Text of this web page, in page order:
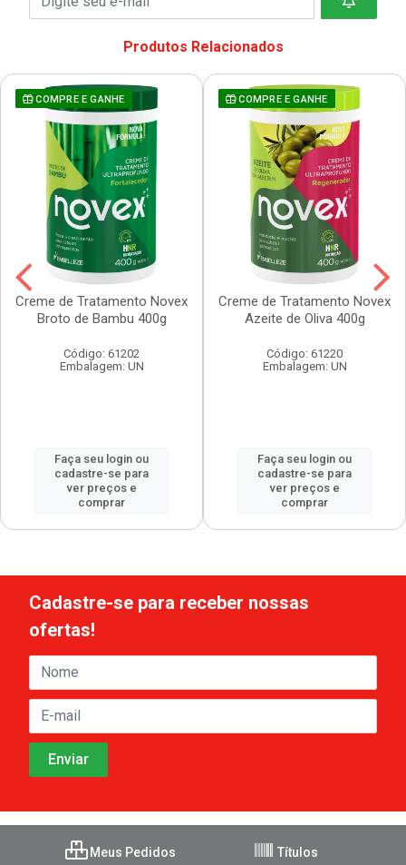
Produtos Relacionados
COMPRE E GANHE
Creme de Tratamento Novex
Broto de Bambu 400g
Código: 61202
Embalagem: UN
Faça seu login ou
cadastre-se para
ver preços e
comprar
COMPRE E GANHE
Creme de Tratamento Novex
Azeite de Oliva 400g
Código: 61220
Embalagem: UN
Faça seu login ou
cadastre-se para
ver preços e
comprar
Cadastre-se para receber nossas
ofertas!
Meus Pedidos Títulos